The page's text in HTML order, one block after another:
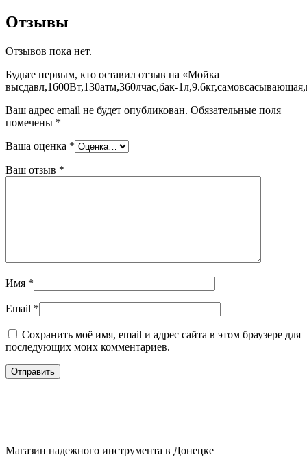
Отзывы
Отзывов пока нет.
Будьте первым, кто оставил отзыв на «Мойка
высдавл,1600Вт,130атм,360лчас,бак-
Ваш адрес email не будет опубликован. Обязательные поля
помечены *
Ваша оценка *
Ваш отзыв *
Имя *
Email *
Сохранить моё имя, email и адрес сайта в этом браузере для
последующих моих комментариев.
Магазин надежного инструмента в Донецке